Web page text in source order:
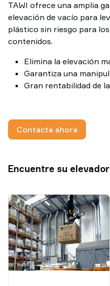
TAWI ofrece una amplia
elevación de vacío para
plástico sin riesgo para
contenidos.
Elimina la elevación
Garantiza una
Gran rentabilidad de
Contacta ahora
Encuentre su
TAWI